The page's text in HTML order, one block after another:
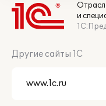
и
Другие сайты 1С